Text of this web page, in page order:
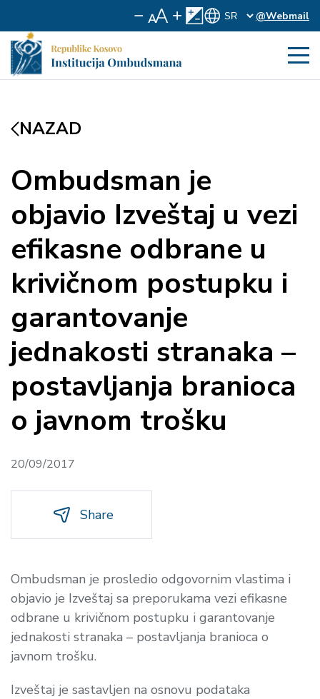
@Webmail
NAZAD
Ombudsman je
objavio Izveštaj u vezi
efikasne odbrane u
krivičnom postupku i
garantovanje
jednakosti stranaka –
postavljanja branioca
o javnom trošku
20/09/2017
Share
Ombudsman je prosledio odgovornim vlastima i
objavio je Izveštaj sa preporukama vezi efikasne
odbrane u krivičnom postupku i garantovanje
jednakosti stranaka – postavljanja branioca o
javnom trošku.
Izveštaj je sastavljen na osnovu podataka